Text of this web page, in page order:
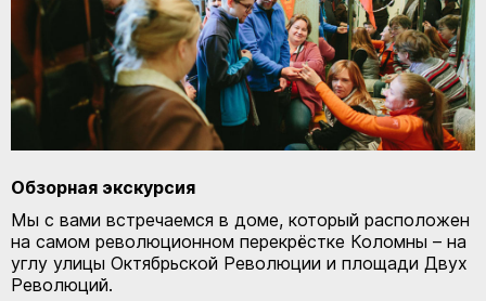
Обзорная экскурсия
Мы с вами встречаемся в доме, который расположен
на самом революционном перекрёстке Коломны – на
углу улицы Октябрьской Революции и площади Двух
Революций.